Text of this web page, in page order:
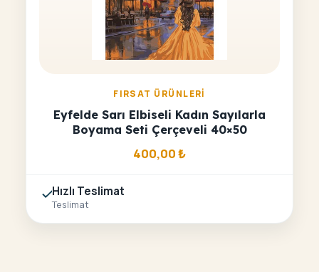
FIRSAT ÜRÜNLERI
Eyfelde Sarı Elbiseli Kadın Sayılarla
Boyama Seti Çerçeveli 40×50
400,00₺
Hızlı Teslimat
Teslimat